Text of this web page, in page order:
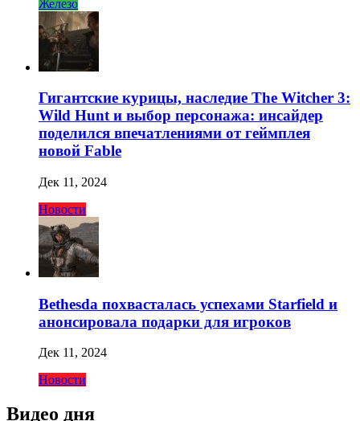
Железо
Гигантские курицы, наследие The Witcher 3:
Wild Hunt и выбор персонажа: инсайдер
поделился впечатлениями от геймплея
новой Fable
Дек 11, 2024
Новости
Bethesda похвасталась успехами Starfield и
анонсировала подарки для игроков
Дек 11, 2024
Новости
Видео дня